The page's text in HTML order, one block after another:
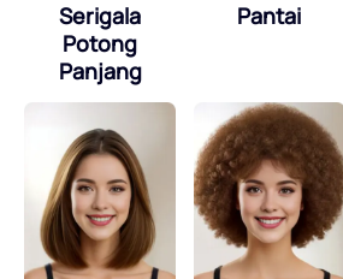
Serigala
Potong
Panjang
Pantai